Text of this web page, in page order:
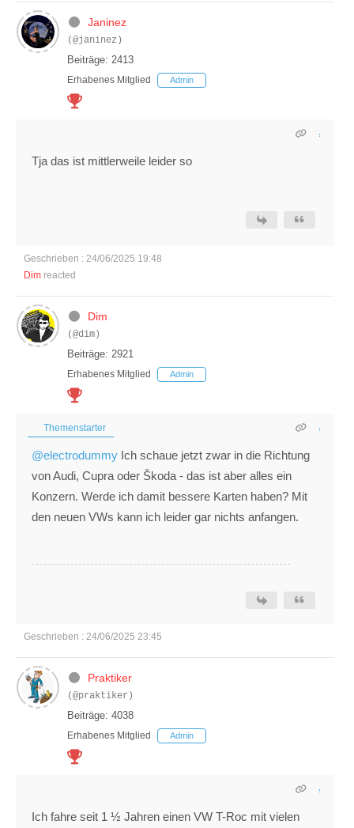
Janinez
(@janinez)
Beiträge: 2413
Erhabenes Mitglied Admin
Tja das ist mittlerweile leider so
Geschrieben : 24/06/2025 19:48
Dim reacted
Dim
(@dim)
Beiträge: 2921
Erhabenes Mitglied Admin
Themenstarter
@electrodummy Ich schaue jetzt zwar in die Richtung
von Audi, Cupra oder Škoda - das ist aber alles ein
Konzern. Werde ich damit bessere Karten haben? Mit
den neuen VWs kann ich leider gar nichts anfangen.
Geschrieben : 24/06/2025 23:45
Praktiker
(@praktiker)
Beiträge: 4038
Erhabenes Mitglied Admin
Ich fahre seit 1 ½ Jahren einen VW T-Roc mit vielen